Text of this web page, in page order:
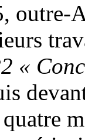
outre-
«